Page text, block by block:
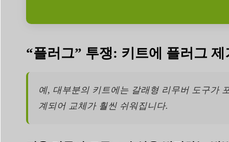
“플러그” 투쟁: 키트에 플러그
예, 대부분의 키트에는 갈래형 리무버 도구가
계되어 교체가 훨씬 쉬워집니다.